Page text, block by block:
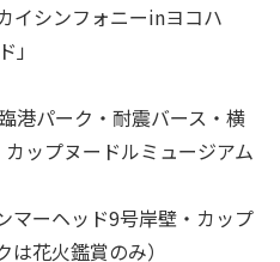
イシンフォニーinヨコハ
港パーク・耐震バース・横
ップヌードルミュージアム
ーヘッド9号岸壁・カップ
花火鑑賞のみ）